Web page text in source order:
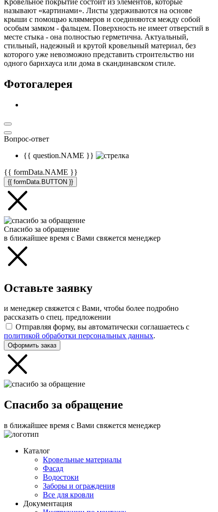
называют «картинами». Листы удерживаются на основе
крыши с помощью кляммеров и соединяются между собой
особым замком - фальцем. Поверхность не имеет отверстий в
месте стыка - она полностью герметична. Актуальный,
стильный, надежный и крутой кровельный материал, без
которого уже невозможно представить строительство ни
одного барнхауса или дома в скандинавском стиле.
Фотогалерея
Вопрос-ответ
{{ question.NAME }}
{{ formData.NAME }}
{{ formData.BUTTON }}
Спасибо за обращение
в ближайшее время с Вами свяжется менеджер
Оставьте заявку
и менеджер свяжется с Вами, чтобы более подробно
рассказать о спец. предложении
Отправляя форму, вы автоматически соглашаетесь с
политикой обработки персональных данных.
Оформить заказ
Спасибо за обращение
в ближайшее время с Вами свяжется менеджер
Каталог
Кровельные материалы
Фасад
Водостоки
Заборы и ограждения
Все для кровли
Документация